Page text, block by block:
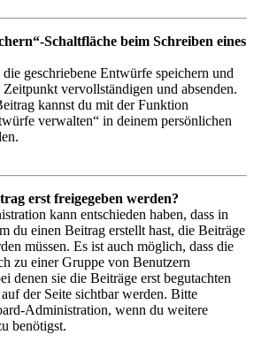
Schaltfläche beim Schreiben eines
geschriebene Entwürfe speichern und
Zeitpunkt vervollständigen und absenden.
kannst du mit der Funktion
verwalten“ in deinem persönlichen
erst freigegeben werden?
kann entschieden haben, dass in
du einen Beitrag erstellt hast, die Beiträge
müssen. Es ist auch möglich, dass die
zu einer Gruppe von Benutzern
denen sie die Beiträge erst begutachten
der Seite sichtbar werden. Bitte
Administration, wenn du weitere
benötigst.